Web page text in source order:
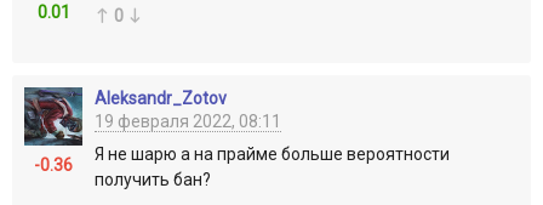
0.01
0
-0.36
Aleksandr_Zotov
19 февраля 2022, 08:11
Я не шарю а на прайме больше вероятности
получить бан?